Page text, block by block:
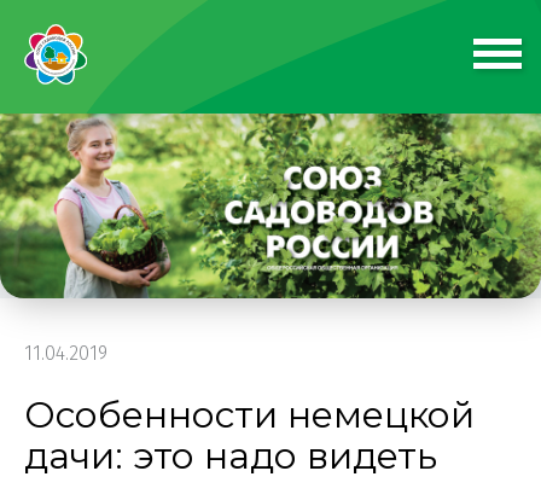
11.04.2019
Особенности немецкой
дачи: это надо видеть